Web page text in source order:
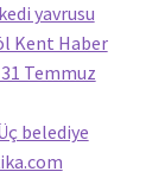
yavrusu
Kent Haber
Temmuz
belediye